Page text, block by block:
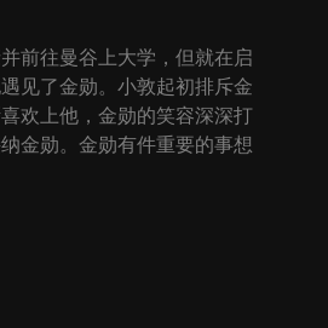
前往曼谷上大学，但就在启
见了金勋。小敦起初排斥金
欢上他，金勋的笑容深深打
金勋。金勋有件重要的事想